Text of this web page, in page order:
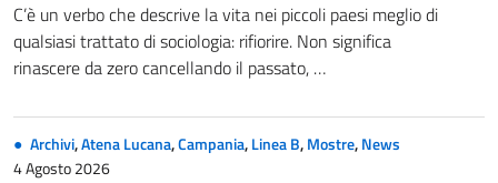
C’è un verbo che descrive la vita nei piccoli paesi meglio di
qualsiasi trattato di sociologia: rifiorire. Non significa
rinascere da zero cancellando il passato, …
Archivi,Atena Lucana,Campania,Linea B,Mostre,News
4 Agosto 2026